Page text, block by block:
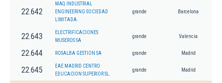
22.642
MAQ INDUSTRIAL
ENGINEERING SOCIEDAD
LIMITADA.
grande Barcelona
22.643
ELECTRIFICACIONES
MUSEROS SA
grande Valencia
22.644 ROSALBA GESTION SA grande Madrid
22.645
EAE MADRID CENTRO
EDUCACION SUPERIOR SL.
grande Madrid